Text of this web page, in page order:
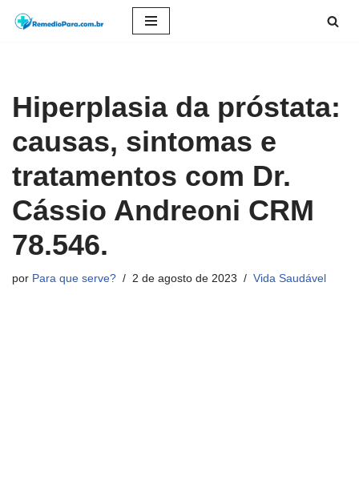
conteúdo
Hiperplasia da próstata:
causas, sintomas e
tratamentos com Dr.
Cássio Andreoni CRM
78.546.
por Para que serve? 2 de agosto de 2023 Vida Saudável